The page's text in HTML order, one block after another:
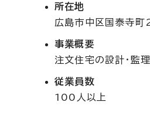
所在地
広島市中区国泰寺
事業概要
注文住宅の設計・監
従業員数
100人以上